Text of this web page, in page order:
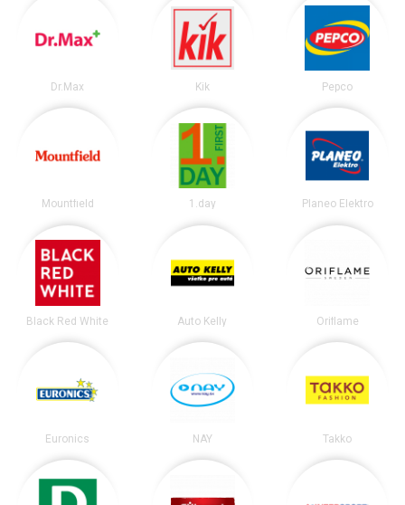
Dr.Max Kik Pepco
Mountfield 1.day Planeo Elektro
Black Red White Auto Kelly Oriflame
Euronics NAY Takko